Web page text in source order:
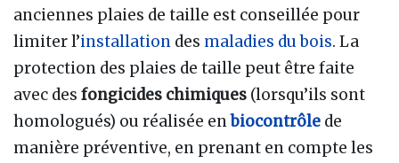
anciennes plaies de taille est conseillée pour
limiter l’installation des maladies du bois. La
protection des plaies de taille peut être faite
avec des fongicides chimiques (lorsqu’ils sont
homologués) ou réalisée enbiocontrôle de
manière préventive, en prenant en compte les